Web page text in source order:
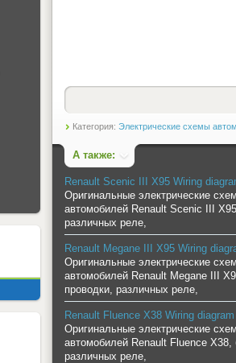
Категория: Электрические схемы
А также:
Renault Scenic III X95 Wiring
Оригинальные электрические
автомобилей Renault Scenic III
различных реле,
Renault Megane III X95 Wiring
Оригинальные электрические
автомобилей Renault Megane III
проводки, различных реле,
Renault Fluence X38 Wiring diagram
Оригинальные электрические
автомобилей Renault Fluence
различных реле,